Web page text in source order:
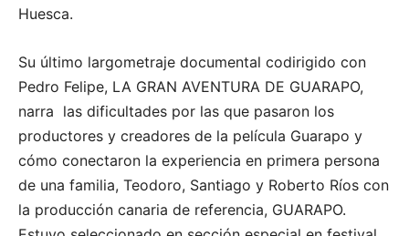
Huesca.
Su último largometraje documental codirigido con
Pedro Felipe, LA GRAN AVENTURA DE GUARAPO,
narra las dificultades por las que pasaron los
productores y creadores de la película Guarapo y
cómo conectaron la experiencia en primera persona
de una familia, Teodoro, Santiago y Roberto Ríos con
la producción canaria de referencia, GUARAPO.